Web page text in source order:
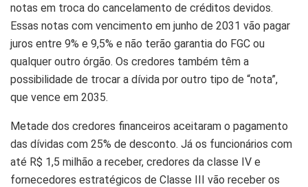
notas em troca do cancelamento de créditos devidos.
Essas notas com vencimento em junho de 2031 vão pagar
juros entre 9% e 9,5% e não terão garantia do FGC ou
qualquer outro órgão. Os credores também têm a
possibilidade de trocar a dívida por outro tipo de “nota”,
que vence em 2035.
Metade dos credores financeiros aceitaram o pagamento
das dívidas com 25% de desconto. Já os funcionários com
até R$ 1,5 milhão a receber, credores da classe IV e
fornecedores estratégicos de Classe III vão receber os